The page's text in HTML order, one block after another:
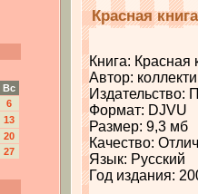
Вс
6
13
20
27
Красная
Книга: Красная
Автор:
Издательство:
Формат: DJVU
Размер: 9,3 мб
Качество:
Язык: Русский
Год издания: